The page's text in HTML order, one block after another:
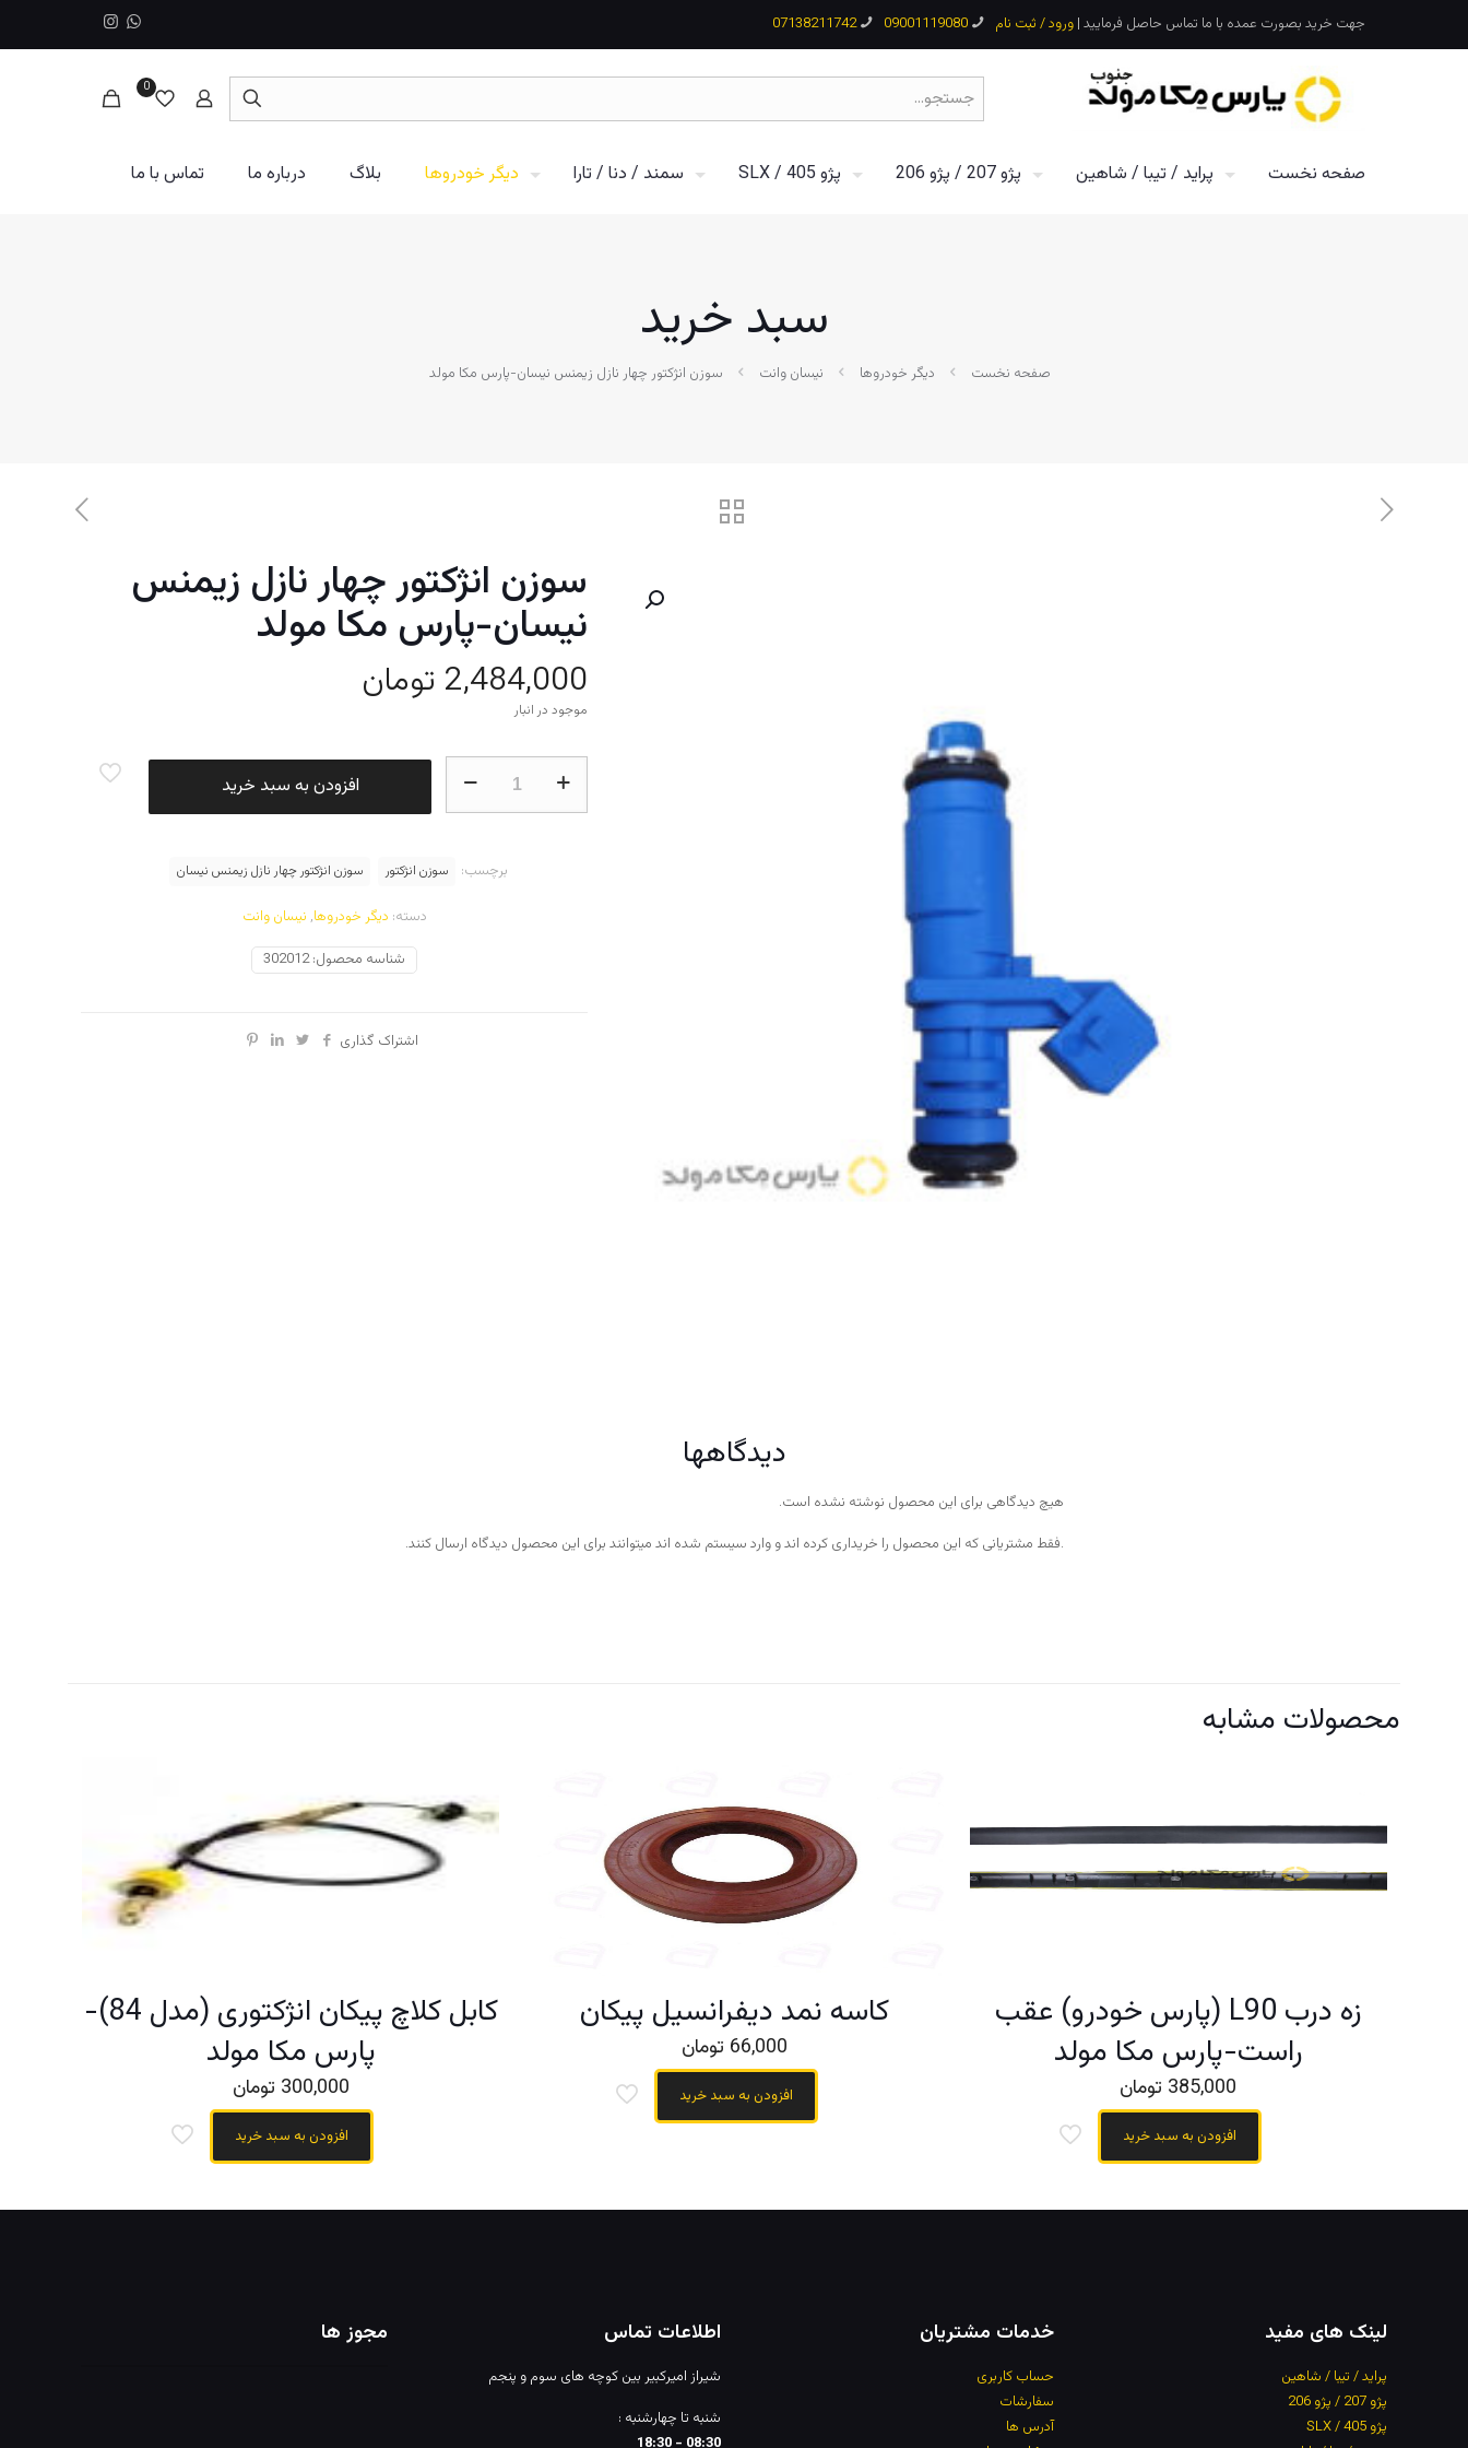
جهت خرید بصورت عمده با ما تماس حاصل فرمایید | ورود / ثبت نام 09001119080
07138211742
0
صفحه نخست پراید / تیبا / شاهین پژو 207 / پژو 206 پژو 405 / SLX سمند / دنا / تارا دیگر خودروها بلاگ درباره ما تماس با ما
سبد خرید
صفحه نخست دیگر خودروها نیسان وانت سوزن انژکتور چهار نازل زیمنس نیسان-پارس مکا مولد
سوزن انژکتور چهار نازل زیمنس
نیسان-پارس مکا مولد
2,484,000 تومان
موجود در انبار
انژکتور
چهار
افزودن به سبد خرید
شناسه محصول:302012
دسته: دیگر خودروها, نیسان وانت
برچسب: سوزن انژکتور سوزن انژکتور چهار نازل زیمنس نیسان
اشتراک گذاری
دیدگاهها
هیچ دیدگاهی برای این محصول نوشته نشده است.
.فقط مشتریانی که این محصول را خریداری کرده اند و وارد سیستم شده اند میتوانند برای این محصول دیدگاه ارسال کنند.
محصولات مشابه
زه درب L90 (پارس خودرو) عقب
راست-پارس مکا مولد
385,000 تومان
افزودن به سبد خرید
کاسه نمد دیفرانسیل پیکان
66,000 تومان
افزودن به سبد خرید
کابل کلاچ پیکان انژکتوری (مدل 84)-
پارس مکا مولد
300,000 تومان
افزودن به سبد خرید
لینک های مفید
پراید / تیبا / شاهین
پژو 207 / پژو 206
پژو 405 / SLX
خدمات مشتریان
حساب کاربری
سفارشات
آدرس ها
اطلاعات تماس
شیراز امیرکبیر بین کوچه های سوم و پنجم
شنبه تا چهارشنبه :
08:30 - 18:30
مجوز ها